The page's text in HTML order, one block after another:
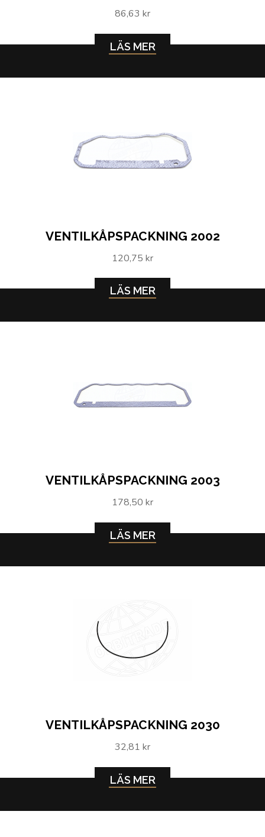
86,63 kr
LÄS MER
VENTILKÅPSPACKNING 2002
120,75 kr
LÄS MER
VENTILKÅPSPACKNING 2003
178,50 kr
LÄS MER
VENTILKÅPSPACKNING 2030
32,81 kr
LÄS MER